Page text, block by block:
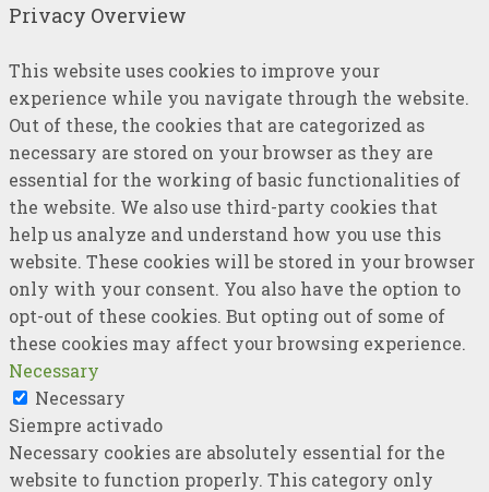
Privacy Overview
This website uses cookies to improve your
experience while you navigate through the website.
Out of these, the cookies that are categorized as
necessary are stored on your browser as they are
essential for the working of basic functionalities of
the website. We also use third-party cookies that
help us analyze and understand how you use this
website. These cookies will be stored in your browser
only with your consent. You also have the option to
opt-out of these cookies. But opting out of some of
these cookies may affect your browsing experience.
Necessary
Necessary
Siempre activado
Necessary cookies are absolutely essential for the
website to function properly. This category only